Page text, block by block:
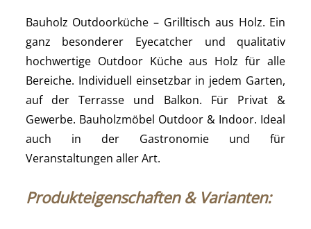
Bauholz Outdoorküche – Grilltisch aus Holz. Ein
ganz besonderer Eyecatcher und qualitativ
hochwertige Outdoor Küche aus Holz für alle
Bereiche. Individuell einsetzbar in jedem Garten,
auf der Terrasse und Balkon. Für Privat &
Gewerbe. Bauholzmöbel Outdoor & Indoor. Ideal
auch in der Gastronomie und für
Veranstaltungen aller Art.
Produkteigenschaften & Varianten: